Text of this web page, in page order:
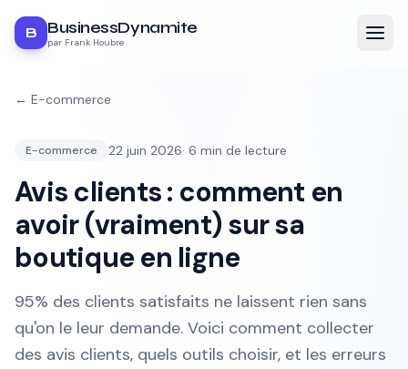
B BusinessDynamite
par Frank Houbre
← E-commerce
E-commerce 22 juin 2026· 6 min de lecture
Avis clients : comment en
avoir (vraiment) sur sa
boutique en ligne
95% des clients satisfaits ne laissent rien sans
qu'on le leur demande. Voici comment collecter
des avis clients, quels outils choisir, et les erreurs